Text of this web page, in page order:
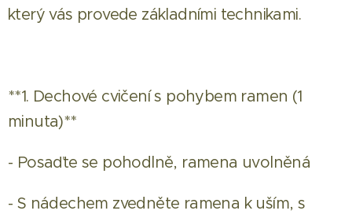
který vás provede základními technikami.
**1. Dechové cvičení s pohybem ramen (1
minuta)**
- Posaďte se pohodlně, ramena uvolněná
- S nádechem zvedněte ramena k uším, s